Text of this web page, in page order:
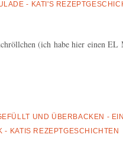
- KATI'S
(ich habe hier einen EL
UND ÜBERBACKEN - EIN
- KATIS REZEPTGESCHICHTEN